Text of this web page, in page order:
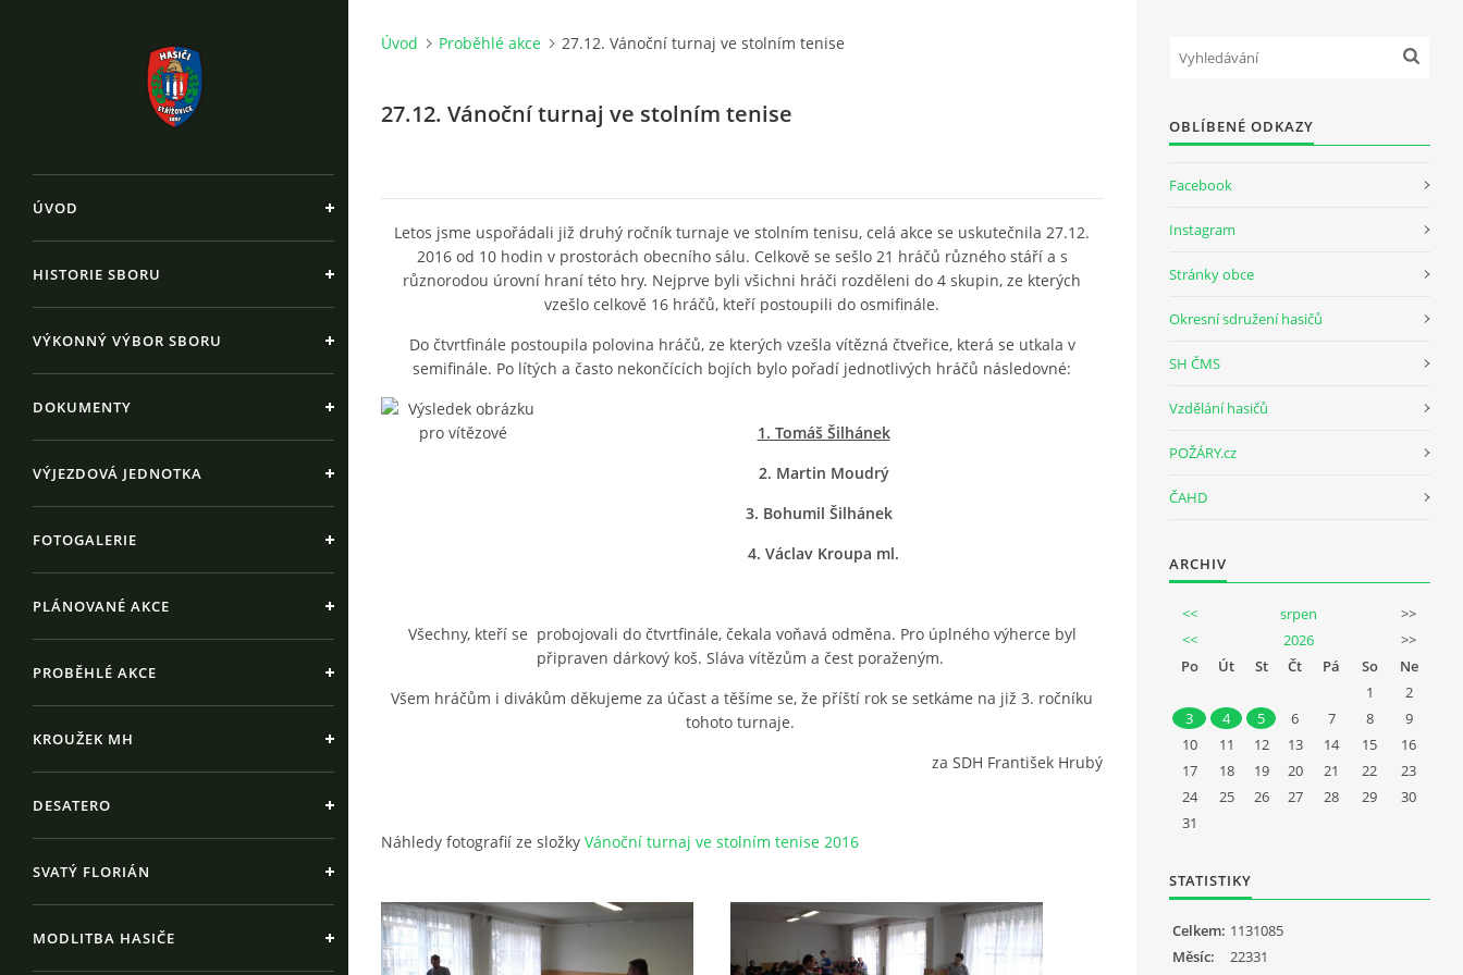
ÚVOD
HISTORIE SBORU
VÝKONNÝ VÝBOR SBORU
DOKUMENTY
VÝJEZDOVÁ JEDNOTKA
FOTOGALERIE
PLÁNOVANÉ AKCE
PROBĚHLÉ AKCE
KROUŽEK MH
DESATERO
SVATÝ FLORIÁN
MODLITBA HASIČE
Úvod Proběhlé akce 27.12. Vánoční turnaj ve stolním tenise
27.12. Vánoční turnaj ve stolním tenise
Letos jsme uspořádali již druhý ročník turnaje ve stolním tenisu, celá akce se uskutečnila 27.12.
2016 od 10 hodin v prostorách obecního sálu. Celkově se sešlo 21 hráčů různého stáří a s
různorodou úrovní hraní této hry. Nejprve byli všichni hráči rozděleni do 4 skupin, ze kterých
vzešlo celkově 16 hráčů, kteří postoupili do osmifinále.
Do čtvrtfinále postoupila polovina hráčů, ze kterých vzešla vítězná čtveřice, která se utkala v
semifinále. Po lítých a často nekončících bojích bylo pořadí jednotlivých hráčů následovné:
1. Tomáš Šilhánek
2. Martin Moudrý
3. Bohumil Šilhánek
4. Václav Kroupa ml.
Všechny, kteří se probojovali do čtvrtfinále, čekala voňavá odměna. Pro úplného výherce byl
připraven dárkový koš. Sláva vítězům a čest poraženým.
Všem hráčům i divákům děkujeme za účast a těšíme se, že příští rok se setkáme na již 3. ročníku
tohoto turnaje.
za SDH František Hrubý
Náhledy fotografií ze složky Vánoční turnaj ve stolním tenise 2016
OBLÍBENÉ ODKAZY
Facebook
Instagram
Stránky obce
Okresní sdružení hasičů
SH ČMS
Vzdělání hasičů
POŽÁRY.cz
ČAHD
ARCHIV
<< srpen
>>
<<
2026
>>
Po
Út St Čt Pá So
Ne
1
2
3
4 5 6 7 8
9
10
11 12 13 14 15
16
17
18 19 20 21 22
23
24
25 26 27 28 29
30
31
STATISTIKY
Celkem: 1131085
Měsíc:
22331